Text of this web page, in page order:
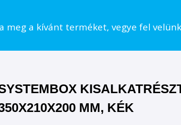
a kívánt terméket, vegye fel
MM, KÉK